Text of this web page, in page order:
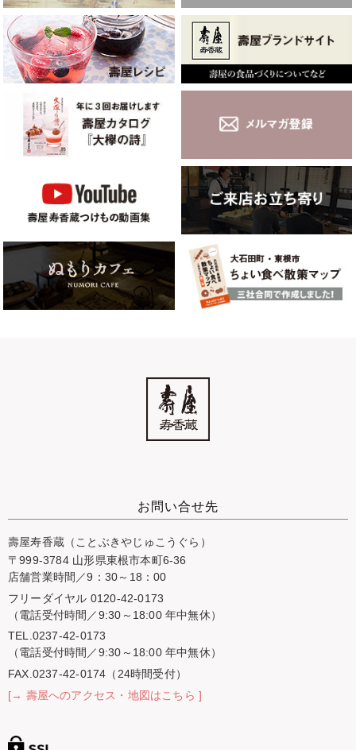
お問い合せ先
壽屋寿香蔵（ことぶきやじゅこうぐら）
〒999-3784 山形県東根市本町6-36
店舗営業時間／9：30～18：00
フリーダイヤル 0120-42-0173
（電話受付時間／9:30～18:00 年中無休）
TEL.0237-42-0173
（電話受付時間／9:30～18:00 年中無休）
FAX.0237-42-0174（24時間受付）
[→ 壽屋へのアクセス・地図はこちら ]